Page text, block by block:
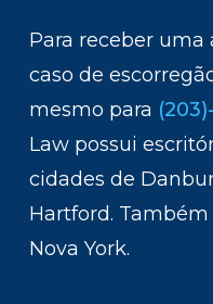
Para receber uma
caso de
mesmo para
Law possui
cidades de
Hartford.
Nova York.